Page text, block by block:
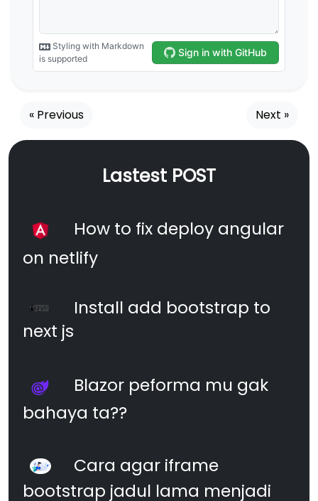
« Previous Next »
Lastest POST
How to fix deploy angular
on netlify
Install add bootstrap to
next js
Blazor peforma mu gak
bahaya ta??
Cara agar iframe
bootstrap jadul lama menjadi